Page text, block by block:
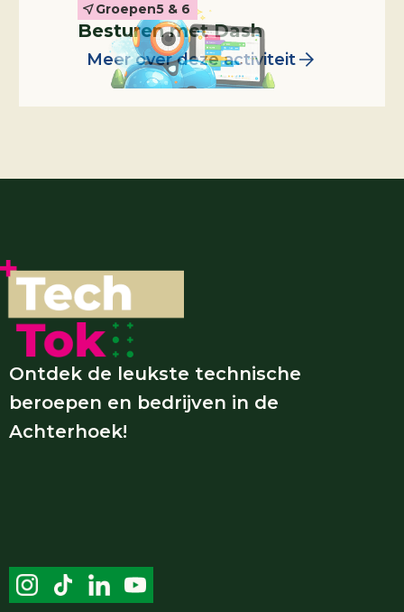
Groepen5 & 6
Besturen met Dash
Meer over deze activiteit
Ontdek de leukste technische
beroepen en bedrijven in de
Achterhoek!